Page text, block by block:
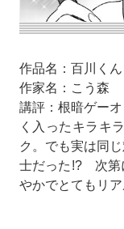
作品名：百川く
作家名：こう森
講評：根暗ゲー
く入ったキラキ
ク。でも実は同
士だった!? 次第
やかでとてもリア